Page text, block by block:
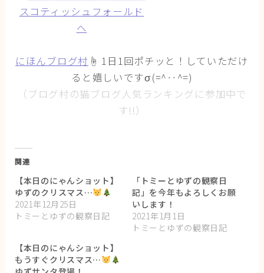
にほんブログ村 ☝ 1日1回ポチッと！していただけ
ると嬉しいですσ(=^‥^=)
（ブログ村の猫ブログ人気ランキングに参加中で
す!!）
関連
【本日のにゃんショット】
ゆずのクリスマス…
2021年12月25日
トミーとゆずの観察日記
「トミーとゆずの観察日
記」を今年もよろしくお願
いします！
2021年1月1日
トミーとゆずの観察日記
【本日のにゃんショット】
もうすぐクリスマス…